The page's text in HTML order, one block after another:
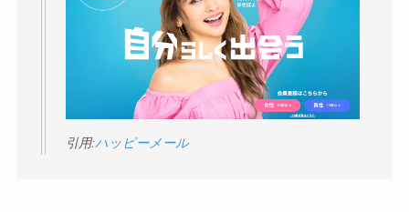
引用:ハッピーメール